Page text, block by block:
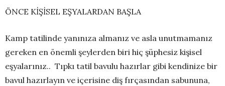
ÖNCE KİŞİSEL EŞYALARDAN BAŞLA
Kamp tatilinde yanınıza almanız ve asla unutmamanız
gereken en önemli şeylerden biri hiç şüphesiz kişisel
eşyalarınız.. Tıpkı tatil bavulu hazırlar gibi kendinize bir
bavul hazırlayın ve içerisine diş fırçasından sabununa,